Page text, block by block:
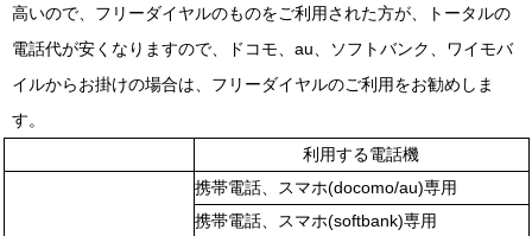
高いので、フリーダイヤルのものをご利用された方が、トータルの
電話代が安くなりますので、ドコモ、au、ソフトバンク、ワイモバ
イルからお掛けの場合は、フリーダイヤルのご利用をお勧めしま
す。
利用する電話機
携帯電話、スマホ(docomo/au)専用
携帯電話、スマホ(softbank)専用